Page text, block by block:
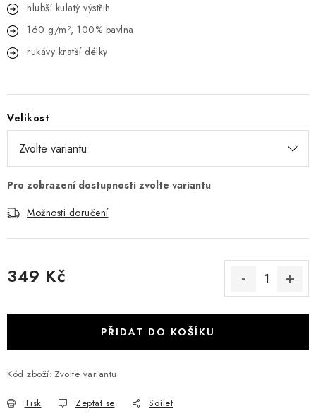
hlubší kulatý výstřih
160 g/m², 100% bavlna
rukávy kratší délky
Velikost
Možnosti doručení
349 Kč
PŘIDAT DO KOŠÍKU
Kód zboží: Zvolte variantu
Tisk Zeptat se Sdílet